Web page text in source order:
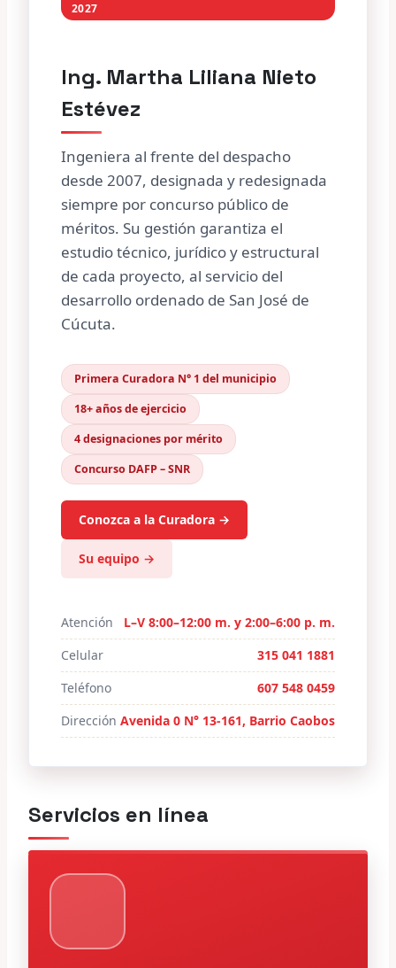
2027
Ing. Martha Liliana Nieto
Estévez
Ingeniera al frente del despacho
desde 2007, designada y redesignada
siempre por concurso público de
méritos. Su gestión garantiza el
estudio técnico, jurídico y estructural
de cada proyecto, al servicio del
desarrollo ordenado de San José de
Cúcuta.
Primera Curadora N° 1 del municipio
18+ años de ejercicio
4 designaciones por mérito
Concurso DAFP – SNR
Conozca a la Curadora →
Su equipo →
Atención
L–V 8:00–12:00 m. y 2:00–6:00 p. m.
Celular
315 041 1881
Teléfono
607 548 0459
Dirección Avenida 0 N° 13-161, Barrio Caobos
Servicios en línea